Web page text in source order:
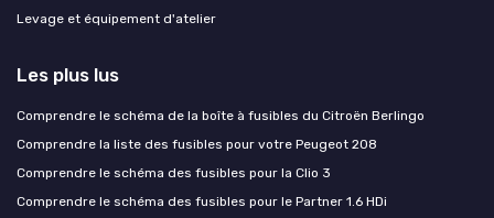
Levage et équipement d'atelier
Les plus lus
Comprendre le schéma de la boîte à fusibles du Citroën Berlingo
Comprendre la liste des fusibles pour votre Peugeot 208
Comprendre le schéma des fusibles pour la Clio 3
Comprendre le schéma des fusibles pour le Partner 1.6 HDi